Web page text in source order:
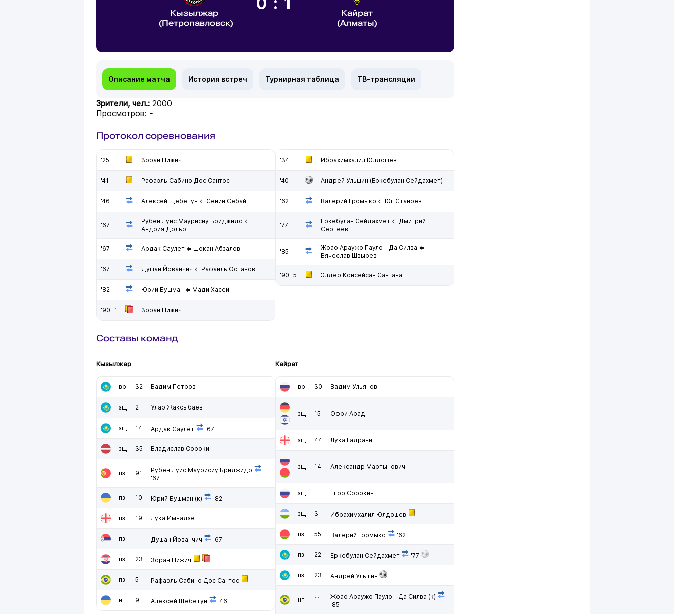
Кызылжар
(Петропавловск)
Кайрат
(Алматы)
Описание матча История встреч Турнирная таблица ТВ-трансляции
Зрители, чел.: 2000
Просмотров: -
Протокол соревнования
'25 Зоран Нижич
'41 Рафаэль Сабино Дос Сантос
'46 Алексей Щебетун ⇐ Сенин Себай
'67
Рубен Луис Маурисиу Бриджидо ⇐
Андрия Дрльо
'67 Ардак Саулет ⇐ Шокан Абзалов
'67 Душан Йованчич ⇐ Рафаиль Оспанов
'82 Юрий Бушман ⇐ Мади Хасейн
'90+1 Зоран Нижич
'34 Ибрахимхалил Юлдошев
'40 Андрей Ульшин (Еркебулан Сейдахмет)
'62 Валерий Громыко ⇐ Юг Станоев
'77
Еркебулан Сейдахмет ⇐ Дмитрий
Сергеев
'85
Жоао Араужо Пауло - Да Силва ⇐
Вячеслав Швырев
'90+5 Элдер Консейсан Сантана
Составы команд
Кызылжар
вр 32 Вадим Петров
зщ 2 Улар Жаксыбаев
зщ 14 Ардак Саулет '67
зщ 35 Владислав Сорокин
пз 91
Рубен Луис Маурисиу Бриджидо
'67
пз 10 Юрий Бушман (к) '82
пз 19 Лука Имнадзе
пз Душан Йованчич '67
пз 23 Зоран Нижич
пз 5 Рафаэль Сабино Дос Сантос
нп 9 Алексей Щебетун '46
Кайрат
вр 30 Вадим Ульянов
зщ 15 Офри Арад
зщ 44 Лука Гадрани
зщ 14 Александр Мартынович
зщ Егор Сорокин
зщ 3 Ибрахимхалил Юлдошев
пз 55 Валерий Громыко '62
пз 22 Еркебулан Сейдахмет '77
пз 23 Андрей Ульшин
нп 11 Жоао Араужо Пауло - Да Силва (к)
'85